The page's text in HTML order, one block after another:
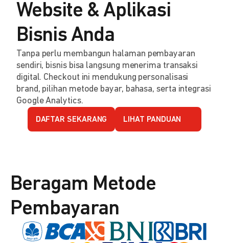
Website & Aplikasi
Bisnis Anda
Tanpa perlu membangun halaman pembayaran
sendiri, bisnis bisa langsung menerima transaksi
digital. Checkout ini mendukung personalisasi
brand, pilihan metode bayar, bahasa, serta integrasi
Google Analytics.
DAFTAR SEKARANG LIHAT PANDUAN
Beragam Metode
Pembayaran